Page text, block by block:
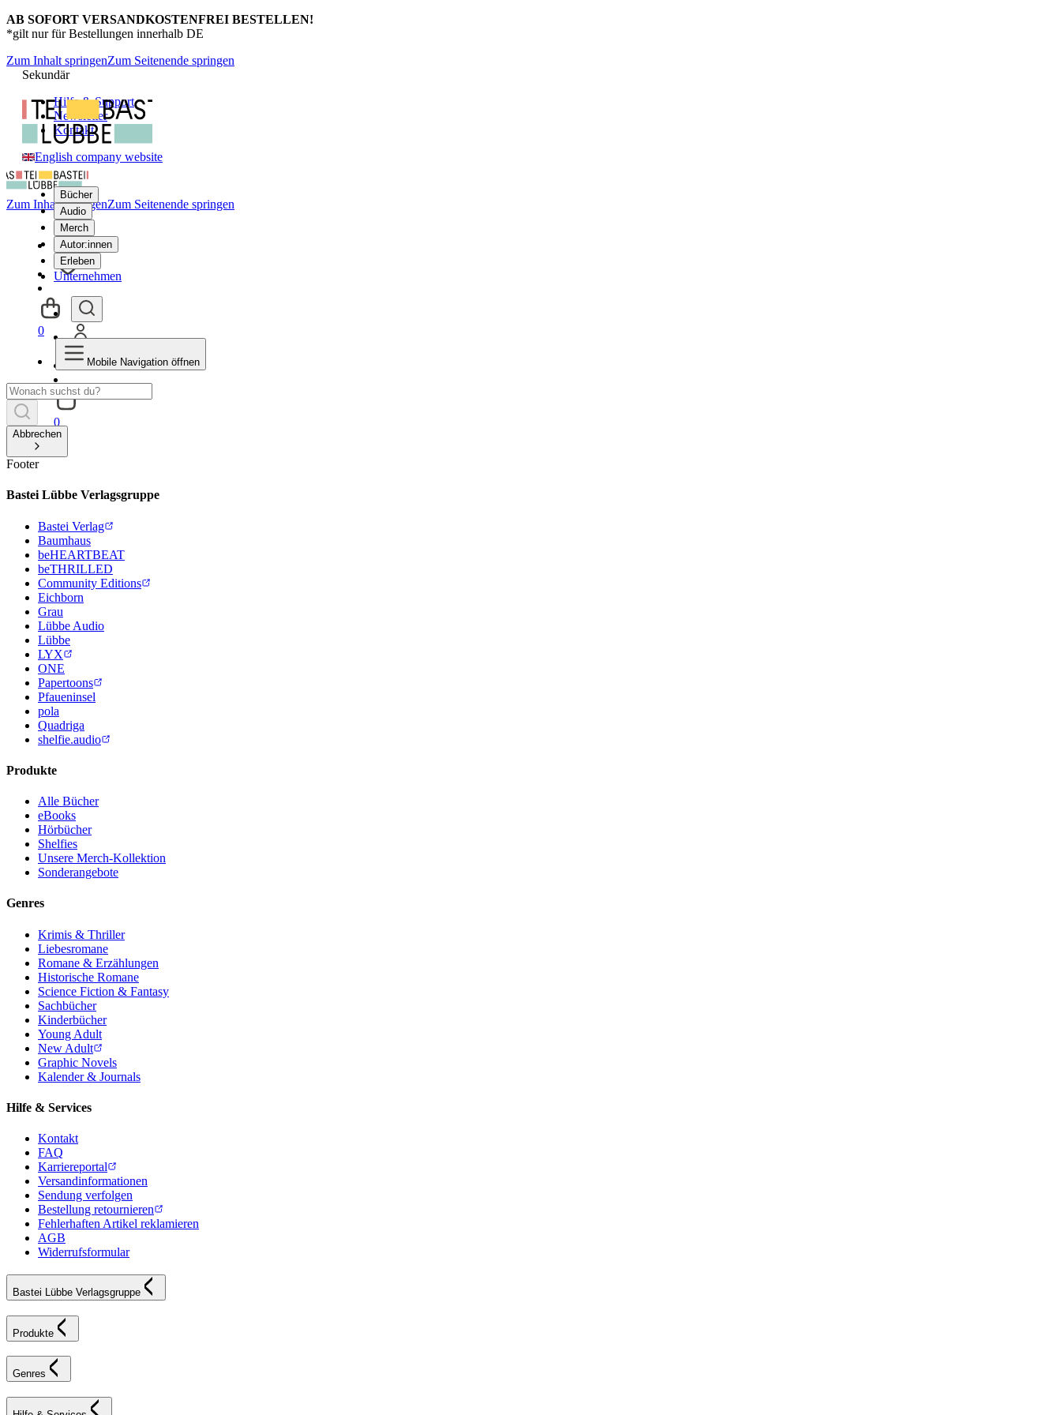
AB SOFORT VERSANDKOSTENFREI BESTELLEN!
*gilt nur für Bestellungen innerhalb DE
Zum Inhalt springenZum Seitenende springen
Sekundär
Hilfe & Support
Newsletter
Kontakt
English company website
Bücher
Audio
Merch
Autor:innen
Erleben
Unternehmen
0
Zum Inhalt springenZum Seitenende springen
0
Mobile Navigation öffnen
Abbrechen
Footer
Bastei Lübbe Verlagsgruppe
Bastei Verlag
Baumhaus
beHEARTBEAT
beTHRILLED
Community Editions
Eichborn
Grau
Lübbe Audio
Lübbe
LYX
ONE
Papertoons
Pfaueninsel
pola
Quadriga
shelfie.audio
Produkte
Alle Bücher
eBooks
Hörbücher
Shelfies
Unsere Merch-Kollektion
Sonderangebote
Genres
Krimis & Thriller
Liebesromane
Romane & Erzählungen
Historische Romane
Science Fiction & Fantasy
Sachbücher
Kinderbücher
Young Adult
New Adult
Graphic Novels
Kalender & Journals
Hilfe & Services
Kontakt
FAQ
Karriereportal
Versandinformationen
Sendung verfolgen
Bestellung retournieren
Fehlerhaften Artikel reklamieren
AGB
Widerrufsformular
Bastei Lübbe Verlagsgruppe
Produkte
Genres